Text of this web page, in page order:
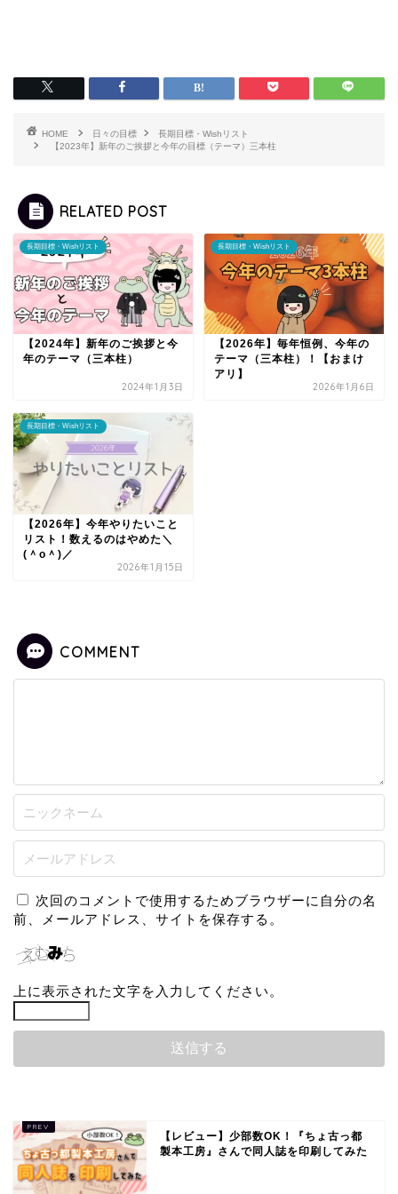
HOME 日々の目標
長期目標・Wishリスト
【2023年】新年のご挨拶と今年の目標（テーマ）三本柱
RELATED POST
長期目標・Wishリスト
【2024年】新年のご挨拶と今
年のテーマ（三本柱）
2024年1月3日
長期目標・Wishリスト
【2026年】毎年恒例、今年の
テーマ（三本柱）！【おまけ
アリ】
2026年1月6日
長期目標・Wishリスト
【2026年】今年やりたいこと
リスト！数えるのはやめた＼
(＾o＾)／
2026年1月15日
COMMENT
次回のコメントで使用するためブラウザーに自分の名
前、メールアドレス、サイトを保存する。
上に表示された文字を入力してください。
【レビュー】少部数OK！『ちょ古っ都
製本工房』さんで同人誌を印刷してみた